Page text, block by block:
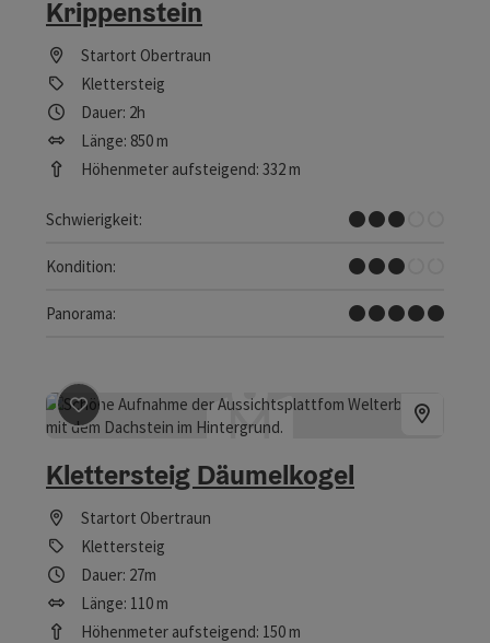
Krippenstein
Startort Obertraun
Klettersteig
Dauer: 2h
Länge: 850 m
Höhenmeter aufsteigend: 332 m
Schwierigkeit:
Mittel
Kondition:
Mittel
Panorama:
Traumtour
Beitrag merken : Klettersteig Däumelkogel
Klettersteig Däumelkogel
Startort Obertraun
Klettersteig
Dauer: 27m
Länge: 110 m
Höhenmeter aufsteigend: 150 m